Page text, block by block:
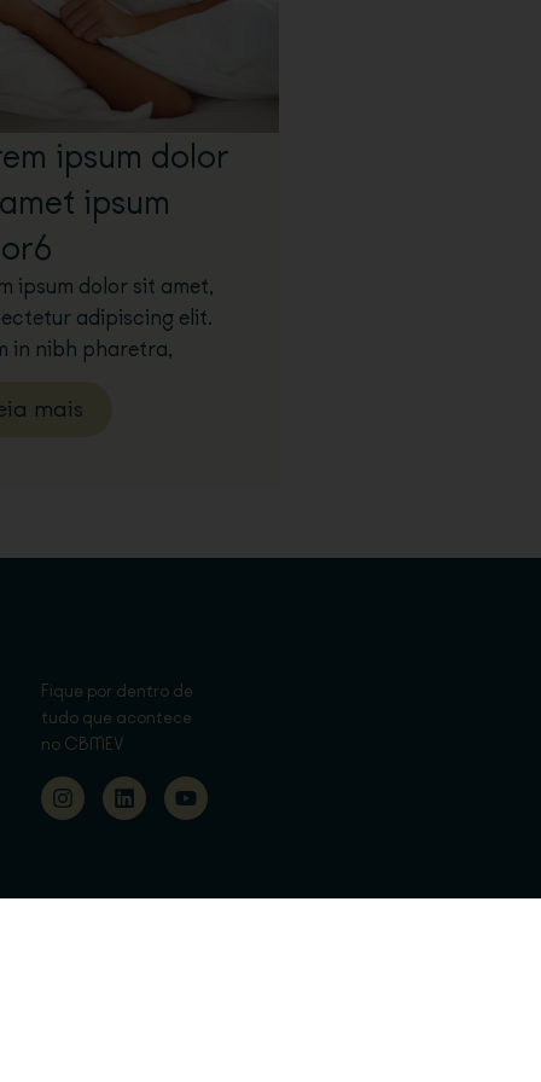
ipsum dolor
ipsum
ipsum dolor sit amet,
adipiscing elit.
in nibh pharetra,
mais
Fique por dentro de
tudo que acontece
no CBMEV